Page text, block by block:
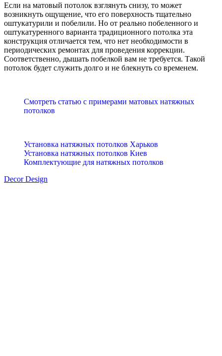
Если на матовый потолок взглянуть снизу, то может
возникнуть ощущение, что его поверхность тщательно
оштукатурили и побелили. Но от реально побеленного и
оштукатуренного варианта традиционного потолка эта
конструкция отличается тем, что нет необходимости в
периодических ремонтах для проведения коррекции.
Соответственно, дышать побелкой вам не требуется. Такой
потолок будет служить долго и не блекнуть со временем.
Смотреть статью с примерами матовых натяжных
потолков
Установка натяжных потолков Харьков
Установка натяжных потолков Киев
Комплектующие для натяжных потолков
Decor Design